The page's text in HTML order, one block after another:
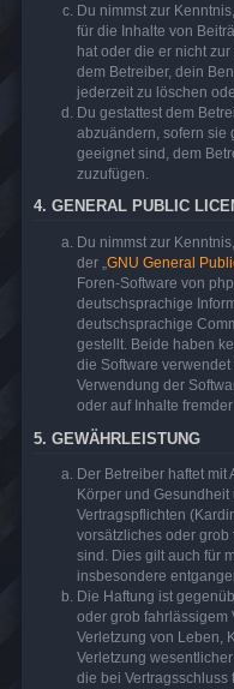
Du nimmst zur
für die Inhalte von
hat oder die er nicht
dem Betreiber, dein
jederzeit zu löschen
Du gestattest dem
abzuändern, sofern sie
geeignet sind, dem
zuzufügen.
4. GENERAL PUBLIC
Du nimmst zur
der „GNU General
Foren-Software von
deutschsprachige
deutschsprachige
gestellt. Beide haben
die Software
Verwendung der
oder auf Inhalte
5. GEWÄHRLEISTUNG
Der Betreiber haftet
Körper und
Vertragspflichten
vorsätzliches oder
sind. Dies gilt auch für
insbesondere
Die Haftung ist
oder grob fahrlässigem
Verletzung von Leben,
Verletzung
die bei